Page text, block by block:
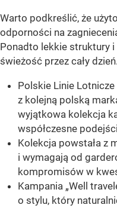
Warto podkreślić, że
odporności na
Ponadto lekkie struktury i
świeżość przez cały dzień.
Polskie Linie Lotnicze
z kolejną polską
wyjątkowa kolekcja
współczesne
Kolekcja powstała z
i wymagają od
kompromisów w
Kampania „Well
o stylu, który